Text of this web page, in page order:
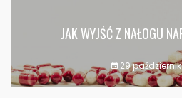
JAK WYJŚĆ Z NAŁOGU
29